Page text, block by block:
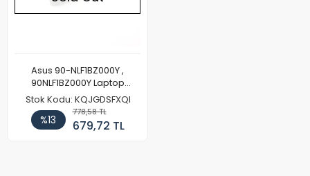
Asus 90-NLF1BZ000Y ,
90NLF1BZ000Y Laptop
Batarya Pil
Stok Kodu: KQJGDSFXQI
%13
778,58 TL
679,72 TL